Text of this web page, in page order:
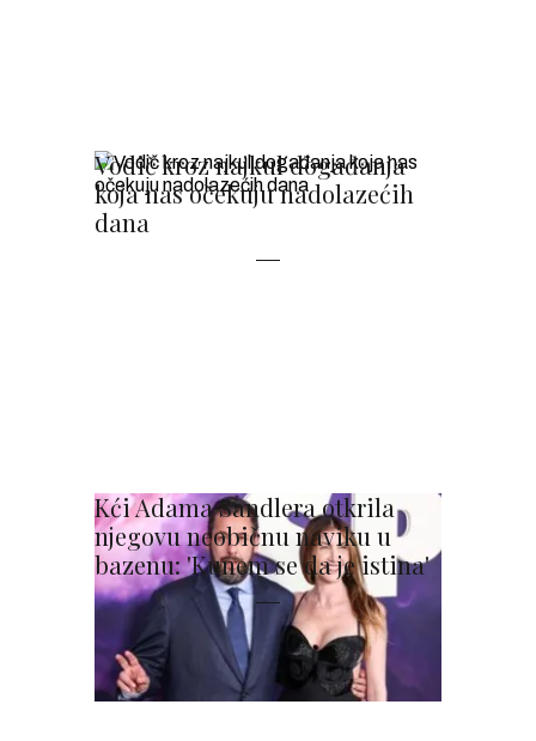
Vodič kroz najkul događanja
koja nas očekuju nadolazećih
dana
Kći Adama Sandlera otkrila
njegovu neobičnu naviku u
bazenu: 'Kunem se da je istina'